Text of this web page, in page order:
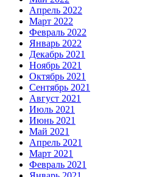
Апрель 2022
Март 2022
Февраль 2022
Январь 2022
Декабрь 2021
Ноябрь 2021
Октябрь 2021
Сентябрь 2021
Август 2021
Июль 2021
Июнь 2021
Май 2021
Апрель 2021
Март 2021
Февраль 2021